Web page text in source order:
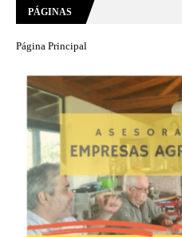
PÁGINAS
Página Principal